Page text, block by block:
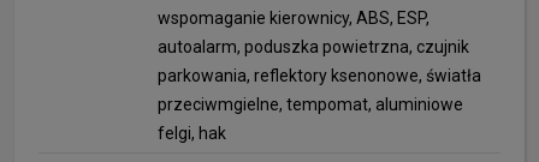
wspomaganie kierownicy, ABS, ESP,
autoalarm, poduszka powietrzna, czujnik
parkowania, reflektory ksenonowe, światła
przeciwmgielne, tempomat, aluminiowe
felgi, hak